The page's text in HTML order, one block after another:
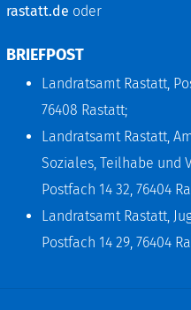
rastatt.de oder
BRIEFPOST
Landratsamt Rastatt,
76408 Rastatt;
Landratsamt Rastatt,
Soziales, Teilhabe und
Postfach 14 32, 76404
Landratsamt Rastatt,
Postfach 14 29, 76404